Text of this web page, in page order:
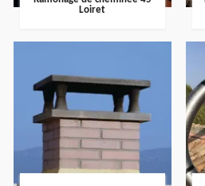
Loiret